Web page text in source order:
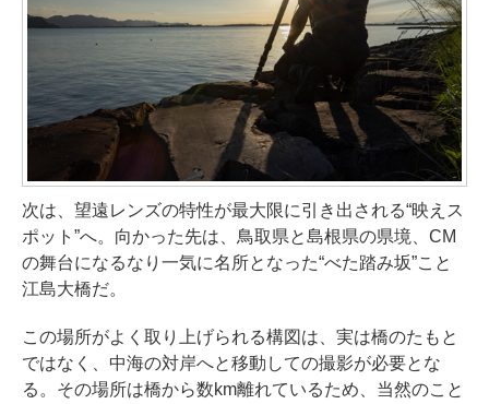
次は、望遠レンズの特性が最大限に引き出される“映えス
ポット”へ。向かった先は、鳥取県と島根県の県境、CM
の舞台になるなり一気に名所となった“べた踏み坂”こと
江島大橋だ。
この場所がよく取り上げられる構図は、実は橋のたもと
ではなく、中海の対岸へと移動しての撮影が必要とな
る。その場所は橋から数km離れているため、当然のこと